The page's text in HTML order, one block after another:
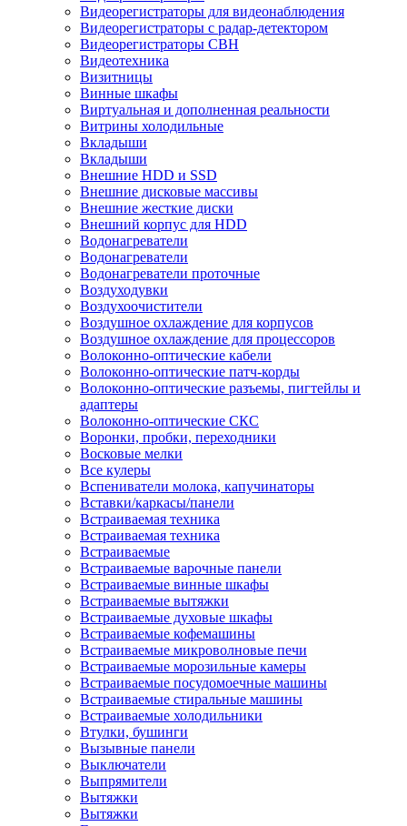
Видеорегистраторы для видеонаблюдения
Видеорегистраторы с радар-детектором
Видеорегистраторы СВН
Видеотехника
Визитницы
Винные шкафы
Виртуальная и дополненная реальности
Витрины холодильные
Вкладыши
Вкладыши
Внешние HDD и SSD
Внешние дисковые массивы
Внешние жесткие диски
Внешний корпус для HDD
Водонагреватели
Водонагреватели
Водонагреватели проточные
Воздуходувки
Воздухоочистители
Воздушное охлаждение для корпусов
Воздушное охлаждение для процессоров
Волоконно-оптические кабели
Волоконно-оптические патч-корды
Волоконно-оптические разъемы, пигтейлы и
адаптеры
Волоконно-оптические СКС
Воронки, пробки, переходники
Восковые мелки
Все кулеры
Вспениватели молока, капучинаторы
Вставки/каркасы/панели
Встраиваемая техника
Встраиваемая техника
Встраиваемые
Встраиваемые варочные панели
Встраиваемые винные шкафы
Встраиваемые вытяжки
Встраиваемые духовые шкафы
Встраиваемые кофемашины
Встраиваемые микроволновые печи
Встраиваемые морозильные камеры
Встраиваемые посудомоечные машины
Встраиваемые стиральные машины
Встраиваемые холодильники
Втулки, бушинги
Вызывные панели
Выключатели
Выпрямители
Вытяжки
Вытяжки